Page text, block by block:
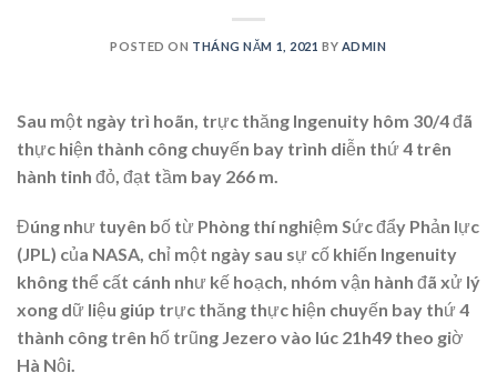
POSTED ON THÁNG NĂM 1, 2021 BY ADMIN
Sau một ngày trì hoãn, trực thăng Ingenuity hôm 30/4 đã
thực hiện thành công chuyến bay trình diễn thứ 4 trên
hành tinh đỏ, đạt tầm bay 266 m.
Đúng như tuyên bố từ Phòng thí nghiệm Sức đẩy Phản lực
(JPL) của NASA, chỉ một ngày sau sự cố khiến Ingenuity
không thể cất cánh như kế hoạch, nhóm vận hành đã xử lý
xong dữ liệu giúp trực thăng thực hiện chuyến bay thứ 4
thành công trên hố trũng Jezero vào lúc 21h49 theo giờ
Hà Nội.